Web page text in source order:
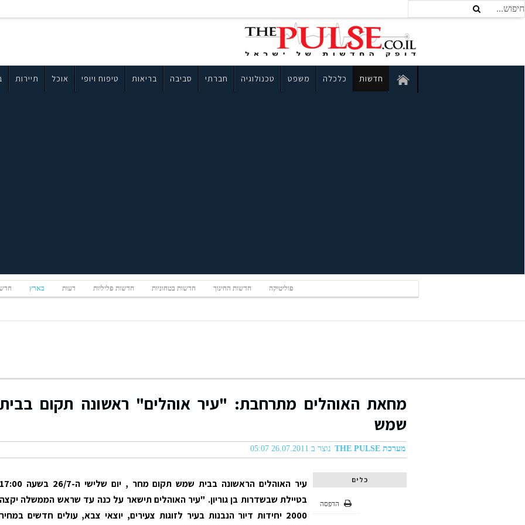
חדשות כלכלה משפט טכנולוגיה חברתי סביבה בריאות טיפוח ויופי אוכל תיירות
פוליטיקה חדשות החינוך חדשות בטחוניות חדשות פליליות דעות בארץ
מחאת האוהלים מתרחבת: "עיר אוהלים" ראשונה תקום בבית
שמש
מערכת THE PULSE נוצר ב 26.07.2011 05:07
כלים
הדפסה
עיר האוהלים הראשונה בבית שמש תקום מחר , יום שלישי ה-26/7 בשעה 17:00
בטיילת שבשדרות בן גוריון. "עיר האוהלים תישאר על כנה עד שראש הממשלה יקצה
2000 יחידות דיור הנבנות בעיר לזוגות צעירים, יוצאי צבא, עולים חדשים במחיר